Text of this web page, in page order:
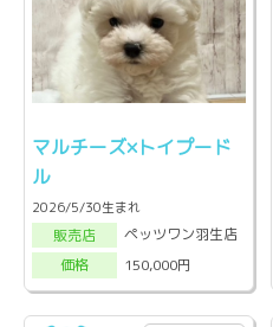
マルチーズ×トイプード
ル
2026/5/30生まれ
販売店
ペッツワン羽生店
価格
150,000円